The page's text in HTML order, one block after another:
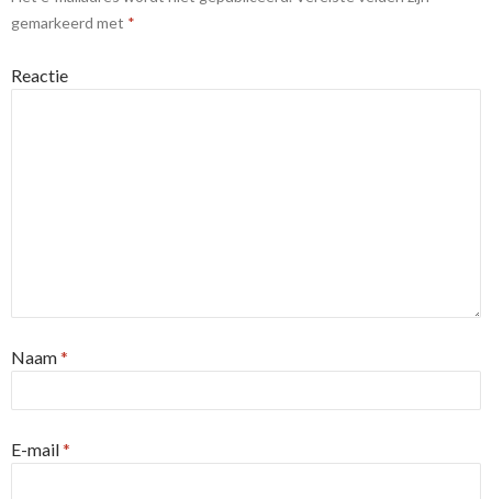
gemarkeerd met *
Reactie
Naam*
E-mail*